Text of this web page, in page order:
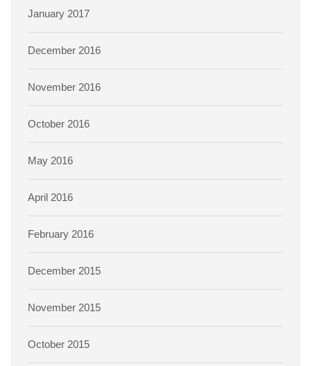
January 2017
December 2016
November 2016
October 2016
May 2016
April 2016
February 2016
December 2015
November 2015
October 2015